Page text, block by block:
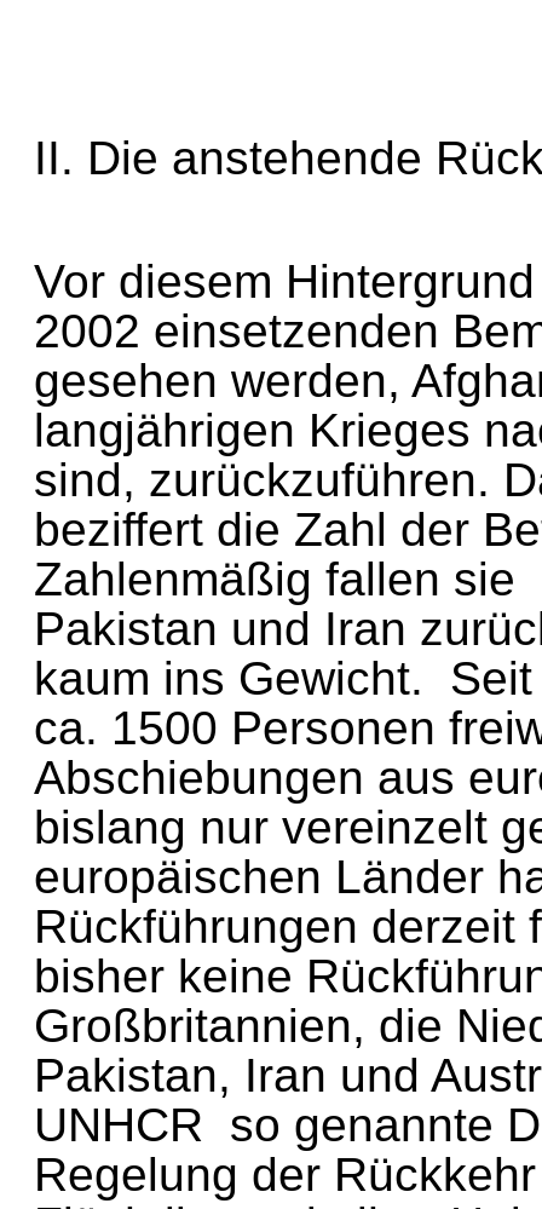
II. Die anstehende
Vor diesem
2002 einsetzenden
gesehen werden,
langjährigen Krieges
sind, zurückzuführen.
beziffert die Zahl der
Zahlenmäßig fallen
Pakistan und Iran
kaum ins Gewicht.
ca. 1500 Personen
Abschiebungen aus
bislang nur vereinzelt
europäischen Länder
Rückführungen
bisher keine
Großbritannien, die
Pakistan, Iran und
UNHCR so genannte
Regelung der